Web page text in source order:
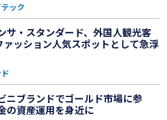
ック
サ・スタンダード、外国人観光客
ァッション人気スポットとして急浮
ニブランドでゴールド市場に参
の資産運用を身近に